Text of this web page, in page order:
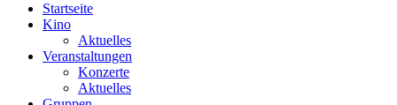
Startseite
Kino
Aktuelles
Veranstaltungen
Konzerte
Aktuelles